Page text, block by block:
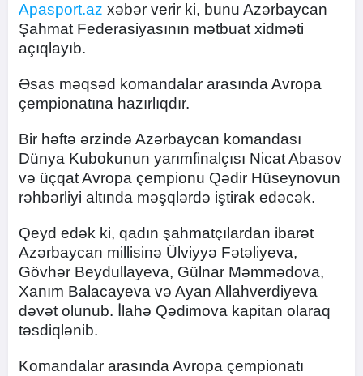
Apasport.az xəbər verir ki, bunu Azərbaycan
Şahmat Federasiyasının mətbuat xidməti
açıqlayıb.
Əsas məqsəd komandalar arasında Avropa
çempionatına hazırlıqdır.
Bir həftə ərzində Azərbaycan komandası
Dünya Kubokunun yarımfinalçısı Nicat Abasov
və üçqat Avropa çempionu Qədir Hüseynovun
rəhbərliyi altında məşqlərdə iştirak edəcək.
Qeyd edək ki, qadın şahmatçılardan ibarət
Azərbaycan millisinə Ülviyyə Fətəliyeva,
Gövhər Beydullayeva, Gülnar Məmmədova,
Xanım Balacayeva və Ayan Allahverdiyeva
dəvət olunub. İlahə Qədimova kapitan olaraq
təsdiqlənib.
Komandalar arasında Avropa çempionatı